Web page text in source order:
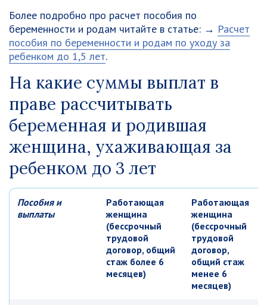
Более подробно про расчет пособия по
беременности и родам читайте в статье: → Расчет
пособия по беременности и родам по уходу за
ребенком до 1,5 лет.
На какие суммы выплат в
праве рассчитывать
беременная и родившая
женщина, ухаживающая за
ребенком до 3 лет
Пособия и
выплаты
Работающая
женщина
(бессрочный
трудовой
договор, общий
стаж более 6
месяцев)
Работающая
женщина
(бессрочный
трудовой
договор,
общий стаж
менее 6
месяцев)